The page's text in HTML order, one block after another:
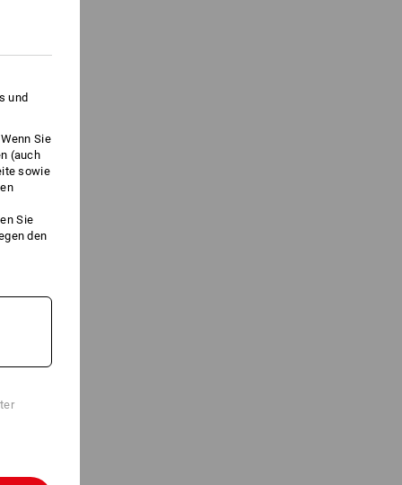
und
Sie
(auch
sowie
Sie
den